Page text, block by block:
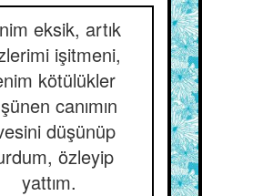
eksik, artık
işitmeni,
kötülükler
canımın
düşünüp
özleyip
yattım.